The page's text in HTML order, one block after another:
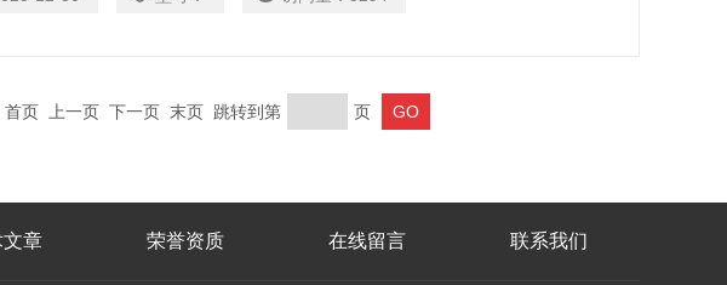
首页 上一页 下一页 末页 跳转到第 页
章 荣誉资质 在线留言 联系我们